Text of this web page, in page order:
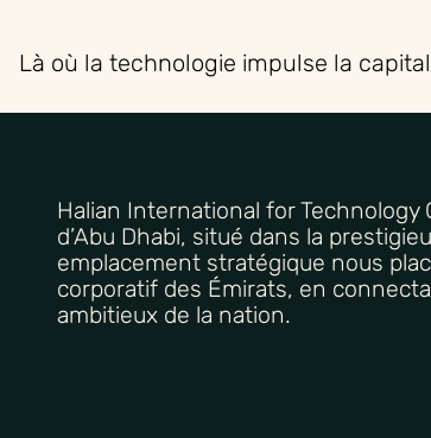
Là où la technologie impulse la
Halian International forTechnology
d’Abu Dhabi, situé dans la
emplacement stratégique nous
corporatif des Émirats, en
ambitieux de la nation.